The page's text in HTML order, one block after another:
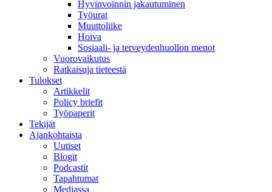
Hyvinvoin­nin jakautuminen
Työurat
Muutto­liike
Hoiva
Sosiaali- ja terveyden­huollon menot
Vuorovaikutus
Ratkaisuja tieteestä
Tulokset
Artikkelit
Policy briefit
Työpaperit
Tekijät
Ajankohtaista
Uutiset
Blogit
Podcastit
Tapahtumat
Mediassa